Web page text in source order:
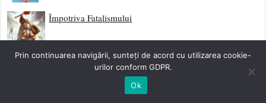
Împotriva Fatalismului
Începutul Etapei Post-Globaliste – Mass Media Ultimul
Prin continuarea navigării, sunteți de acord cu utilizarea cookie-
urilor conform GDPR.
Ok